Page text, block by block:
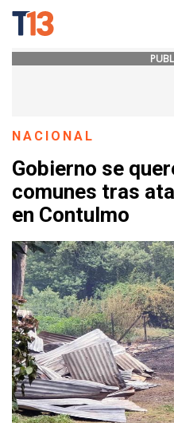
NACIONAL
Gobierno se
comunes tras
en Contulmo